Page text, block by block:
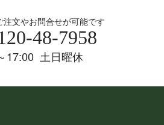
注文やお問合せが可能です
48-7958
17:00 土日曜休